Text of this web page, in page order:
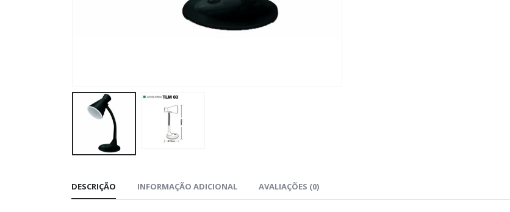
DESCRIÇÃO INFORMAÇÃO ADICIONAL AVALIAÇÕES (0)